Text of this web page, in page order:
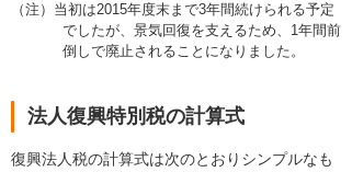
（注）当初は2015年度末まで3年間続けられる予定
でしたが、景気回復を支えるため、1年間前
倒しで廃止されることになりました。
法人復興特別税の計算式
復興法人税の計算式は次のとおりシンプルなも